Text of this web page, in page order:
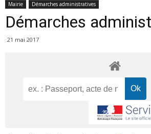
Mairie Démarches administratives
Démarches
21 mai 2017